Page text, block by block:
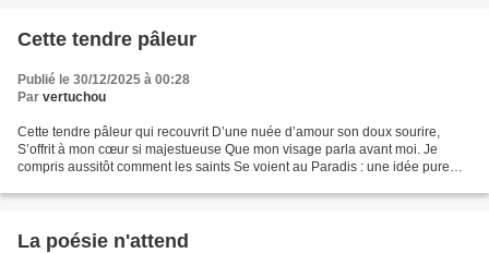
Cette tendre pâleur
Publié le 30/12/2025 à 00:28
Par vertuchou
Cette tendre pâleur qui recouvrit D’une nuée d’amour son doux sourire,
S’offrit à mon cœur si majestueuse Que mon visage parla avant moi. Je
compris aussitôt comment les saints Se voient au Paradis : une idée pure
La poésie n'attend